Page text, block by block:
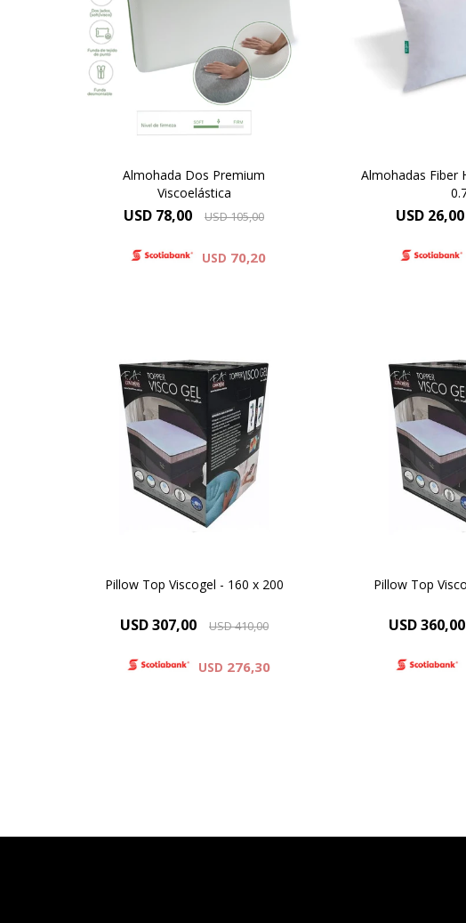
¡Doble apoyo, doble comodidad!
Un producto que combina
espuma soft por un lado y una
espuma visco por el otro.
Almohada Dos Premium
Viscoelástica
USD 78,00 USD105,00
USD 70,20
Almohadas Fiber
USD 26,00
PILLOW TOP – VISCOGEL
Pillow Top Viscogel - 160 x 200
USD307,00 USD410,00
USD 276,30
PILLOW
Pillow Top
USD360,00